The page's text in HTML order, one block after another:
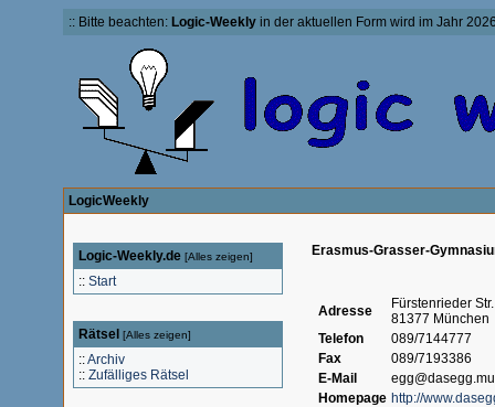
:: Bitte beachten: Logic-Weeklyin der aktuellen Form wird im Jahr
LogicWeekly
Logic-Weekly.de [Alles zeigen]
:: Start
Rätsel [Alles zeigen]
::Archiv
:: Zufälliges Rätsel
Erasmus-Grasser-
Adresse
Fürstenrieder
81377 München
Telefon
089/7144777
Fax
089/7193386
E-Mail
Homepage http://